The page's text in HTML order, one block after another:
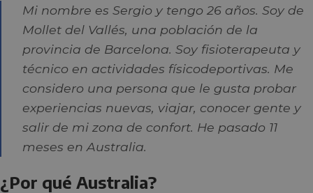
Mi nombre es Sergio y tengo 26 años. Soy de
Mollet del Vallés, una población de la
provincia de Barcelona. Soy fisioterapeuta y
técnico en actividades físicodeportivas. Me
considero una persona que le gusta probar
experiencias nuevas, viajar, conocer gente y
salir de mi zona de confort. He pasado 11
meses en Australia.
¿Por qué Australia?